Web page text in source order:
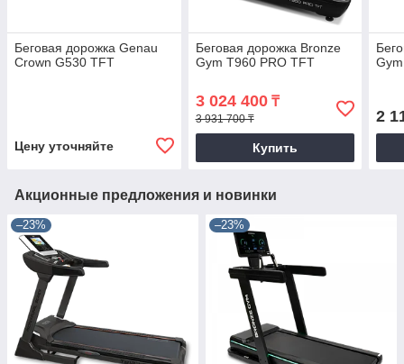
Беговая дорожка Genau
Crown G530 TFT
Цену уточняйте
Беговая дорожка Bronze
Gym T960 PRO TFT
3 024 400₸
3 931 700 ₸
Купить
2
Акционные предложения и новинки
–23% –23%